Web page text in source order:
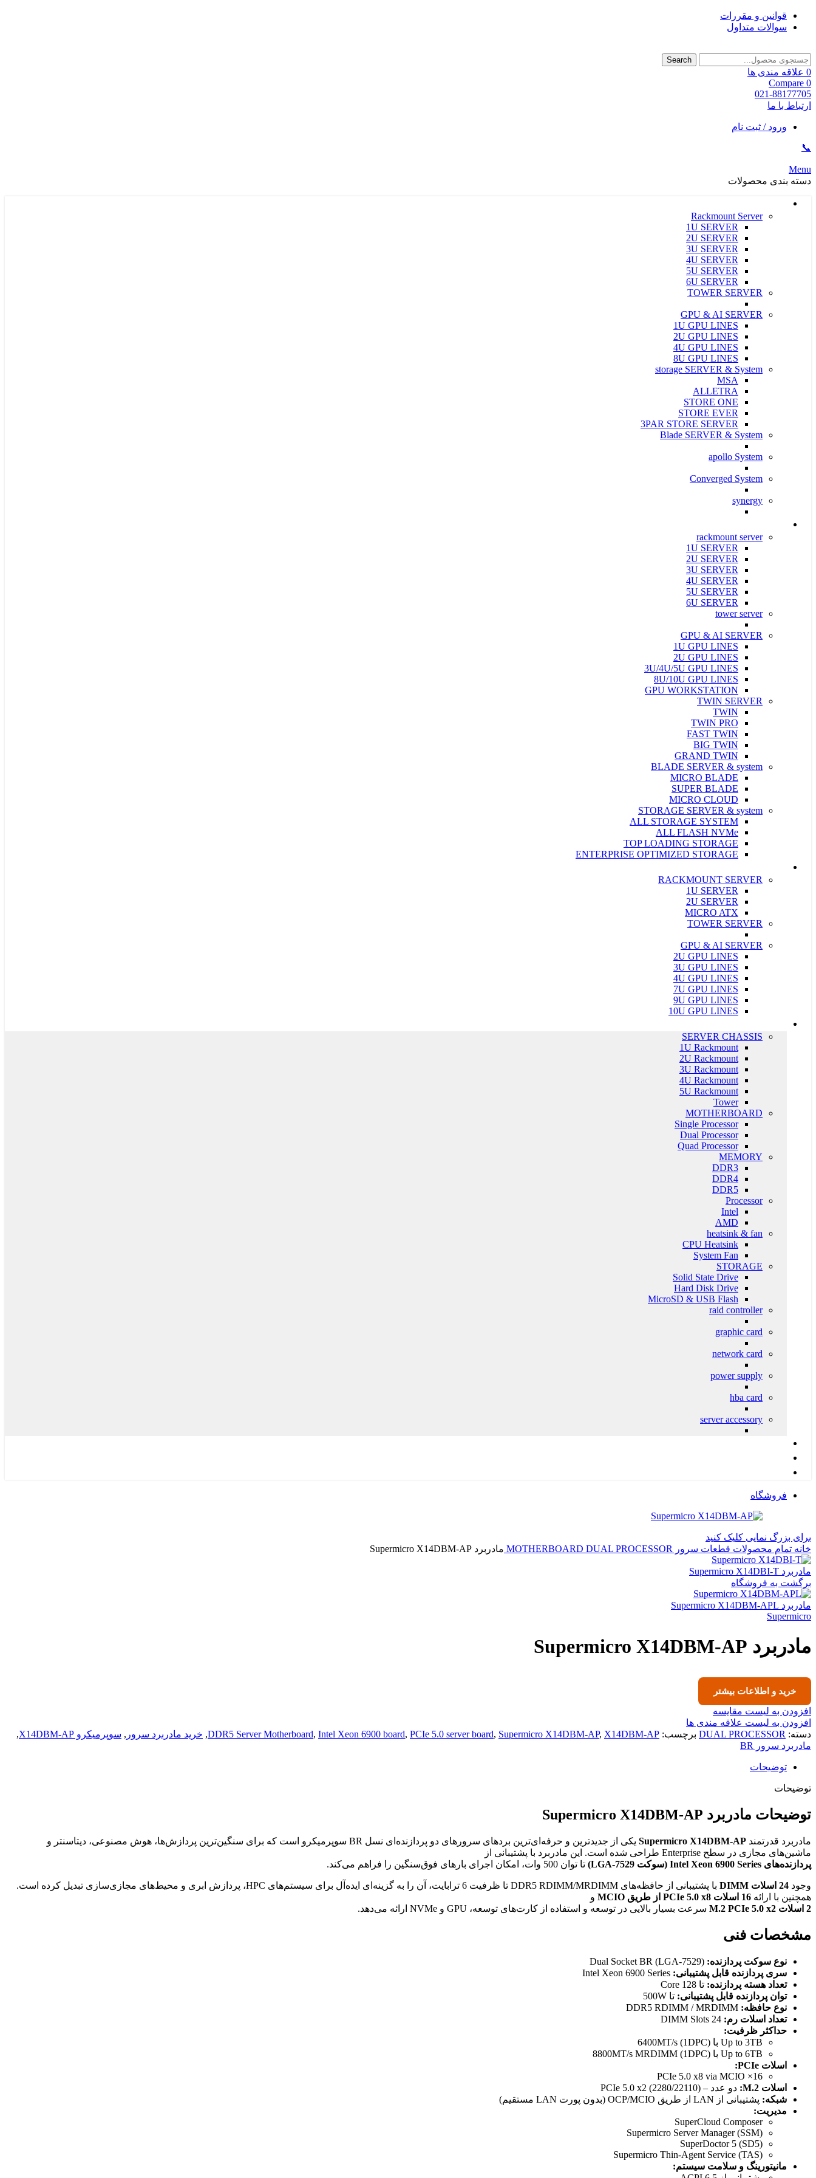
قوانین و مقررات
سوالات متداول
Search
0 علاقه مندی ها
0
Compare
021-88177705
ارتباط با ما
ورود / ثبت نام
📞
Menu
دسته بندی محصولات
Rackmount Server
1U SERVER
2U SERVER
3U SERVER
4U SERVER
5U SERVER
6U SERVER
TOWER SERVER
GPU & AI SERVER
1U GPU LINES
2U GPU LINES
4U GPU LINES
8U GPU LINES
storage SERVER & System
MSA
ALLETRA
STORE ONE
STORE EVER
3PAR STORE SERVER
Blade SERVER & System
apollo System
Converged System
synergy
rackmount server
1U SERVER
2U SERVER
3U SERVER
4U SERVER
5U SERVER
6U SERVER
tower server
GPU & AI SERVER
1U GPU LINES
2U GPU LINES
3U/4U/5U GPU LINES
8U/10U GPU LINES
GPU WORKSTATION
TWIN SERVER
TWIN
TWIN PRO
FAST TWIN
BIG TWIN
GRAND TWIN
BLADE SERVER & system
MICRO BLADE
SUPER BLADE
MICRO CLOUD
STORAGE SERVER & system
ALL STORAGE SYSTEM
ALL FLASH NVMe
TOP LOADING STORAGE
ENTERPRISE OPTIMIZED STORAGE
RACKMOUNT SERVER
1U SERVER
2U SERVER
MICRO ATX
TOWER SERVER
GPU & AI SERVER
2U GPU LINES
3U GPU LINES
4U GPU LINES
7U GPU LINES
9U GPU LINES
10U GPU LINES
SERVER CHASSIS
1U Rackmount
2U Rackmount
3U Rackmount
4U Rackmount
5U Rackmount
Tower
MOTHERBOARD
Single Processor
Dual Processor
Quad Processor
MEMORY
DDR3
DDR4
DDR5
Processor
Intel
AMD
heatsink & fan
CPU Heatsink
System Fan
STORAGE
Solid State Drive
Hard Disk Drive
MicroSD & USB Flash
raid controller
graphic card
network card
power supply
hba card
server accessory
فروشگاه
برای بزرگ نمایی کلیک کنید
خانه تمام محصولات قطعات سرور MOTHERBOARD DUAL PROCESSOR مادربرد Supermicro X14DBM-AP
مادربرد Supermicro X14DBI-T
برگشت به فروشگاه
مادربرد Supermicro X14DBM-APL
Supermicro
مادربرد Supermicro X14DBM-AP
خرید و اطلاعات بیشتر
افزودن به لیست مقایسه
افزودن به لیست علاقه مندی ها
دسته: DUAL PROCESSOR برچسب: DDR5 Server Motherboard, Intel Xeon 6900 board, PCIe 5.0 server board, Supermicro X14DBM-AP, X14DBM-AP
, خرید مادربرد سرور , سوپرمیکرو X14DBM-AP
,
مادربرد سرور BR
توضیحات
توضیحات
توضیحات مادربرد Supermicro X14DBM-AP
مادربرد قدرتمند Supermicro X14DBM-AP
یکی از جدیدترین و حرفه‌ای‌ترین بردهای سرورهای دو پردازنده‌ای نسل BR سوپرمیکرو است که برای سنگین‌ترین پردازش‌ها، هوش مصنوعی، دیتاسنتر و
ماشین‌های مجازی در سطح Enterprise طراحی شده است. این مادربرد با پشتیبانی از
پردازنده‌های Intel Xeon 6900 Series (سوکت LGA-7529)
تا توان 500 وات، امکان اجرای بارهای فوق‌سنگین را فراهم می‌کند.
وجود 24 اسلات DIMM
با پشتیبانی از حافظه‌های DDR5 RDIMM/MRDIMM تا ظرفیت 6 ترابایت، آن را به گزینه‌ای ایده‌آل برای سیستم‌های HPC، پردازش ابری و محیط‌های مجازی‌سازی تبدیل کرده است.
همچنین با ارائه 16 اسلات PCIe 5.0 x8 از طریق MCIO
و
2 اسلات M.2 PCIe 5.0 x2
سرعت بسیار بالایی در توسعه و استفاده از کارت‌های توسعه، GPU و NVMe ارائه می‌دهد.
مشخصات فنی
نوع سوکت پردازنده:
سری پردازنده قابل پشتیبانی:
تعداد هسته پردازنده: تا 128 Core
توان پردازنده قابل پشتیبانی: تا 500W
نوع حافظه:
تعداد اسلات رم:
حداکثر ظرفیت:
Up to 3TB با 6400MT/s (1DPC)
Up to 6TB با 8800MT/s MRDIMM (1DPC)
اسلات PCIe:
16× PCIe 5.0 x8 via MCIO
اسلات M.2:
دو عدد – PCIe 5.0 x2 (2280/22110)
شبکه: پشتیبانی از LAN از طریق OCP/MCIO (بدون پورت LAN مستقیم)
مدیریت:
SuperCloud Composer
Supermicro Server Manager (SSM)
SuperDoctor 5 (SD5)
Supermicro Thin-Agent Service (TAS)
مانیتورینگ و سلامت سیستم: